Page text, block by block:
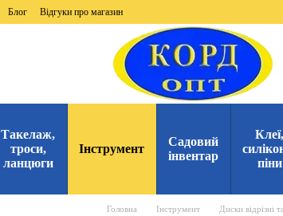
Блог Відгуки про магазин
Такелаж,
троси,
ланцюги
Інструмент
Садовий
інвентар
Клеї,
піни
Головна Інструмент Диски відрізні